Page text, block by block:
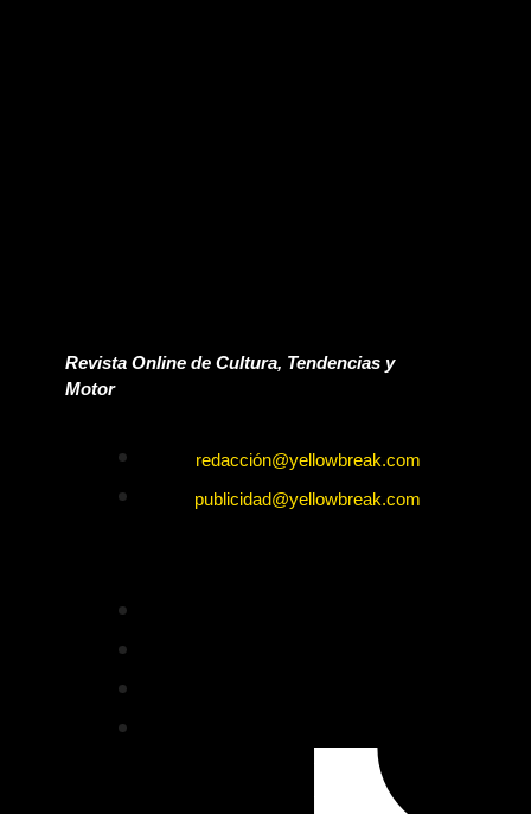
Revista Online de Cultura, Tendencias y
Motor
redacción@yellowbreak.com
publicidad@yellowbreak.com